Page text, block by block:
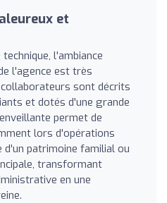
et
l'ambiance
l'agence est très
sont décrits
et dotés d'une grande
permet de
lors d'opérations
patrimoine familial ou
transformant
en une